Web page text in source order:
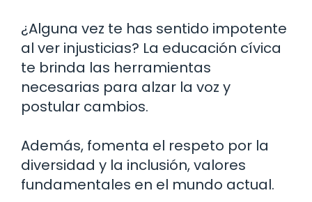
¿Alguna vez te has sentido impotente
al ver injusticias? La educación cívica
te brinda las herramientas
necesarias para alzar la voz y
postular cambios.
Además, fomenta el respeto por la
diversidad y la inclusión, valores
fundamentales en el mundo actual.